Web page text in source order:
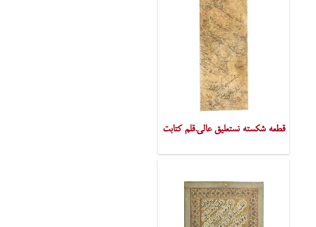
قطعه شکسته نستعلیق عالی.قلم کتابت